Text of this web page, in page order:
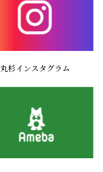
丸杉インスタグラム